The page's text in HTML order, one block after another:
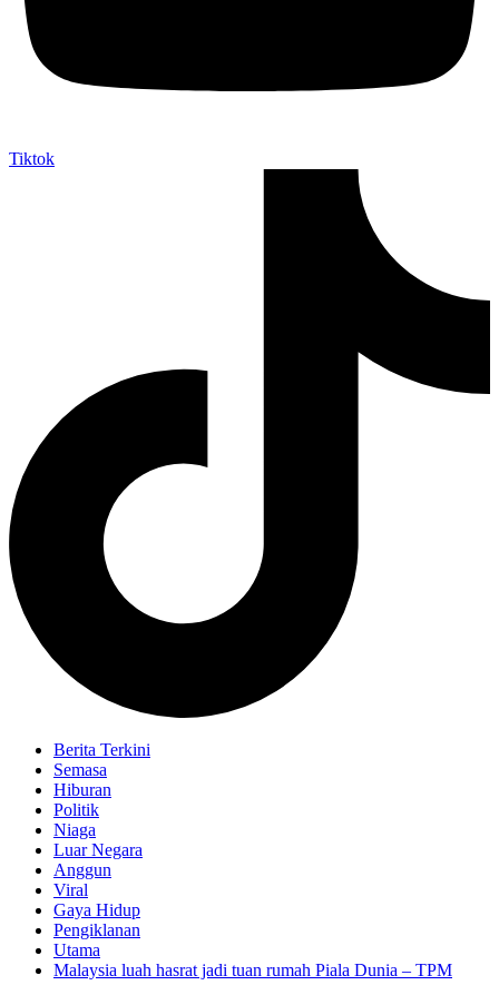
Tiktok
Berita Terkini
Semasa
Hiburan
Politik
Niaga
Luar Negara
Anggun
Viral
Gaya Hidup
Pengiklanan
Utama
Malaysia luah hasrat jadi tuan rumah Piala Dunia – TPM